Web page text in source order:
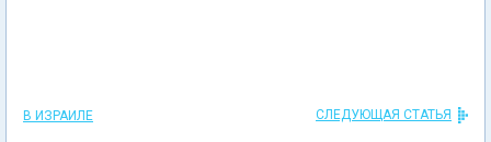
В ИЗРАИЛЕ СЛЕДУЮЩАЯ СТАТЬЯ